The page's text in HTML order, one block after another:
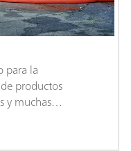
para la
productos
y muchas